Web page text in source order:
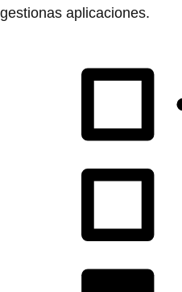
gestionas aplicaciones.